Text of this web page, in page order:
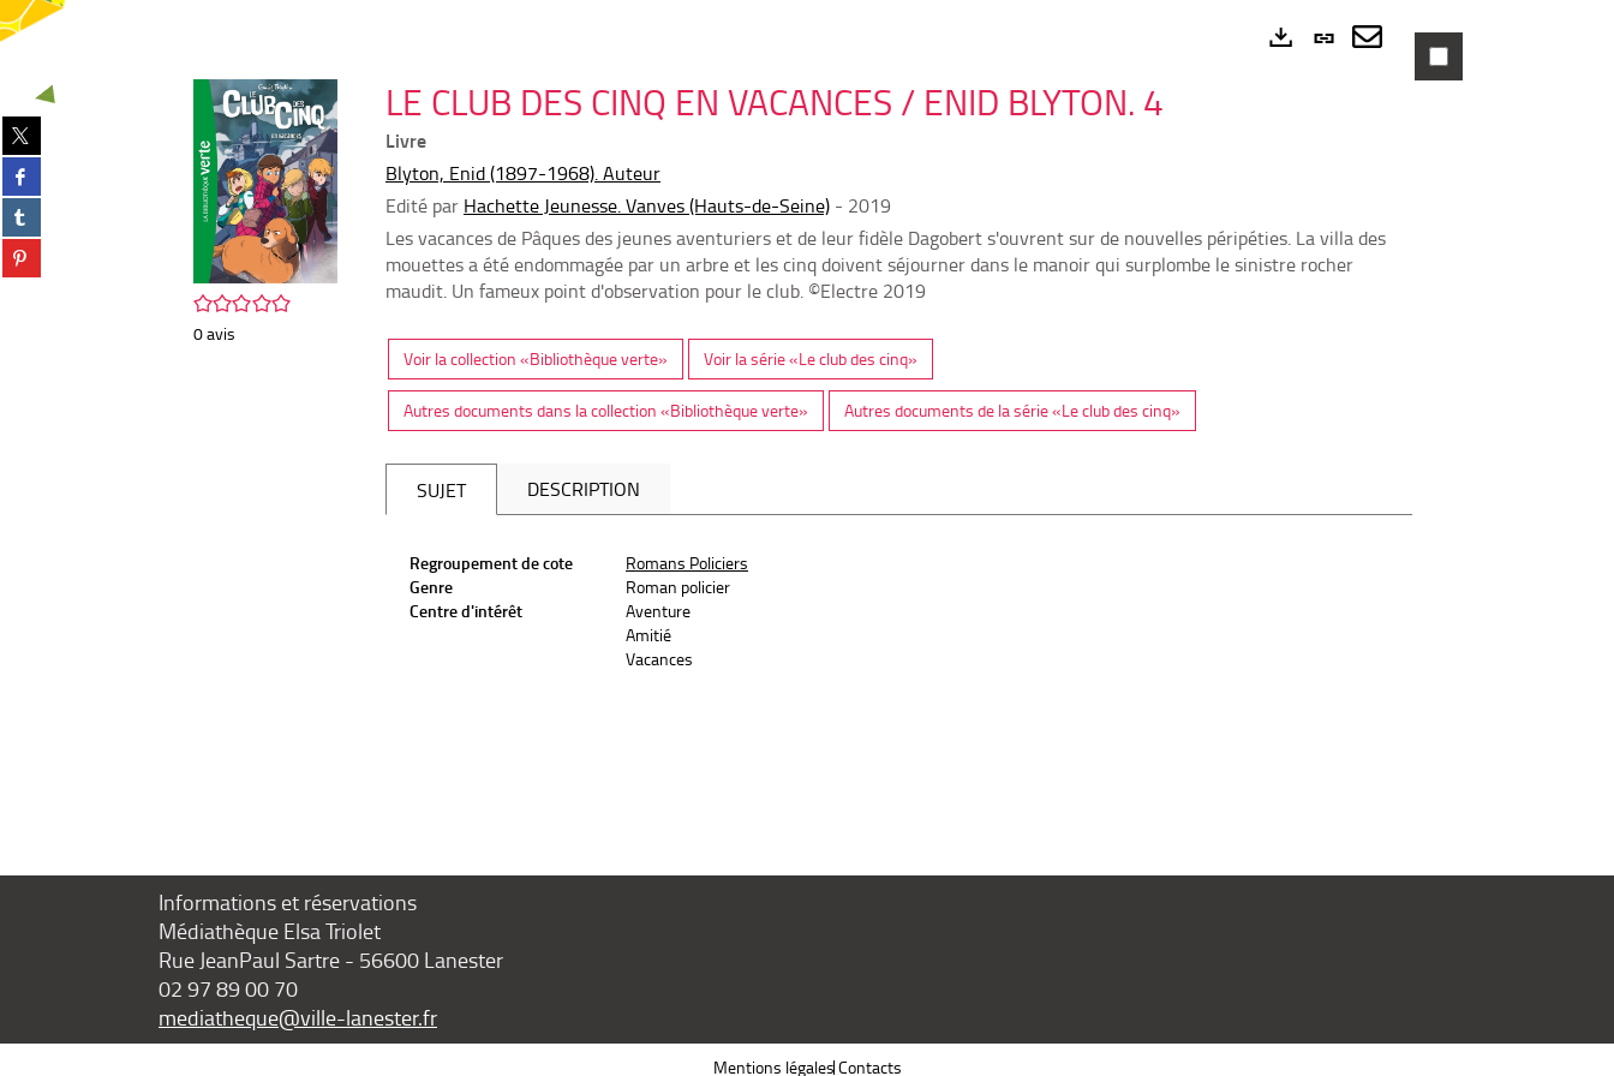
Partager
sur
twitter
(Nouvelle
fenêtre)
Partager
sur
facebook
(Nouvelle
fenêtre)
Partager
sur
tumblr
(Nouvelle
Partager
sur
Lien
permanent
Envoyer
/5
0avis
LE CLUB DES CINQ EN VACANCES / ENID BLYTON. 4
Livre
Blyton, Enid (1897-1968). Auteur
Edité par Hachette Jeunesse. Vanves (Hauts-de-Seine) - 2019
Les vacances de Pâques des jeunes aventuriers et de leur fidèle Dagobert s'ouvrent sur de nouvelles péripéties. La villa des
mouettes a été endommagée par un arbre et les cinq doivent séjourner dans le manoir qui surplombe le sinistre rocher
maudit. Un fameux point d'observation pour le club. ©Electre 2019
Voir la collection «Bibliothèque verte» Voir la série «Le club des cinq»
Autres documents dans la collection «Bibliothèque verte» Autres documents de la série «Le club des cinq»
SUJET DESCRIPTION
Regroupement de cote
Romans Policiers
Genre
Roman policier
Centre d'intérêt
Aventure
Amitié
Vacances
Informations et réservations
Médiathèque Elsa Triolet
Rue JeanPaul Sartre - 56600 Lanester
02 97 89 00 70
mediatheque@ville-lanester.fr
Mentions légalesContacts